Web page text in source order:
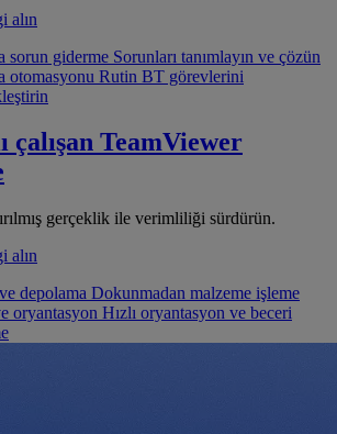
alın
sorun giderme Sorunları tanımlayın ve çözün
otomasyonu Rutin BT görevlerini
çalışan TeamViewer
gerçeklik ile verimliliği sürdürün.
alın
depolama Dokunmadan malzeme işleme
oryantasyon Hızlı oryantasyon ve beceri